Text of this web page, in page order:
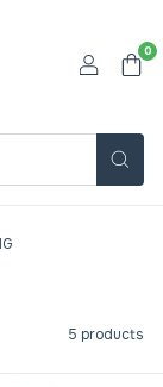
0
5 products